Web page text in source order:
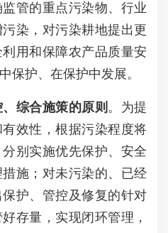
管的重点污染物、行业
染，对污染耕地提出更
用和保障农产品质量安
保护、在保护中发展。
综合施策的原则 。为提
效性，根据污染程度将
别实施优先保护、安全
施；对未污染的、已经
护、管控及修复的针对
存量，实现闭环管理，